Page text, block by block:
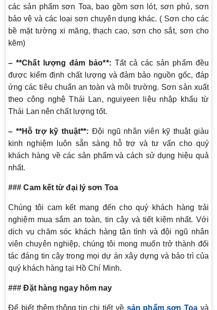
các sản phẩm sơn Toa, bao gồm sơn lót, sơn phủ, sơn
bảo vệ và các loại sơn chuyên dụng khác. ( Sơn cho các
bề mặt tường xi măng, thạch cao, sơn cho sắt, sơn cho
kẽm)
– **Chất lượng đảm bảo**: Tất cả các sản phẩm đều
được kiểm định chất lượng và đảm bảo nguồn gốc, đáp
ứng các tiêu chuẩn an toàn và môi trường. Sơn sản xuất
theo công nghệ Thái Lan, nguiyeen liệu nhập khẩu từ
Thái Lan nên chất lượng tốt.
– **Hỗ trợ kỹ thuật**: Đội ngũ nhân viên kỹ thuật giàu
kinh nghiệm luôn sẵn sàng hỗ trợ và tư vấn cho quý
khách hàng về các sản phẩm và cách sử dụng hiệu quả
nhất.
### Cam kết từ đại lý sơn Toa
Chúng tôi cam kết mang đến cho quý khách hàng trải
nghiệm mua sắm an toàn, tin cậy và tiết kiệm nhất. Với
dịch vụ chăm sóc khách hàng tận tình và đội ngũ nhân
viên chuyên nghiệp, chúng tôi mong muốn trở thành đối
tác đáng tin cậy trong mọi dự án xây dựng và bảo trì của
quý khách hàng tại Hồ Chí Minh.
### Đặt hàng ngay hôm nay
Để biết thêm thông tin chi tiết về sản phẩm sơn Toa và